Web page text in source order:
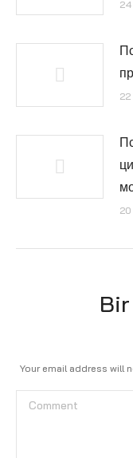
Your email address will
Comment